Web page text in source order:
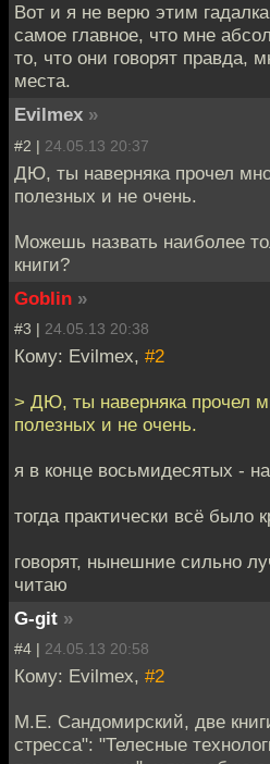
Вот и я не верю этим
самое главное, что мне
то, что они говорят правда,
места.
Evilmex »
#2 | 24.05.13 20:37
ДЮ, ты наверняка прочел
полезных и не очень.
Можешь назвать наиболее
книги?
Goblin »
#3 | 24.05.13 20:38
Кому: Evilmex, #2
> ДЮ, ты наверняка прочел
полезных и не очень.
я в конце восьмидесятых -
тогда практически всё было
говорят, нынешние сильно
читаю
G-git »
#4 | 24.05.13 20:58
Кому: Evilmex, #2
М.Е. Сандомирский, две
стресса": "Телесные